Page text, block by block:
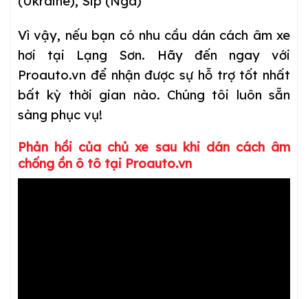
Vì vậy, nếu bạn có nhu cầu dán cách âm xe
hơi tại Lạng Sơn. Hãy đến ngay với
Proauto.vn để nhận được sự hỗ trợ tốt nhất
bất kỳ thời gian nào. Chúng tôi luôn sẵn
sàng phục vụ!
Phản hồi của chủ xe sau khi dán cách âm
chống ồn ô tô tại Proauto.vn